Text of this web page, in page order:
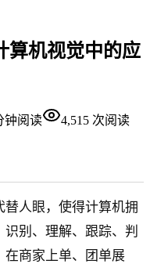
算机视觉中的应
钟阅读 4,515 次阅读
人眼，使得计算机拥
别、理解、跟踪、判
在商家上单、团单展